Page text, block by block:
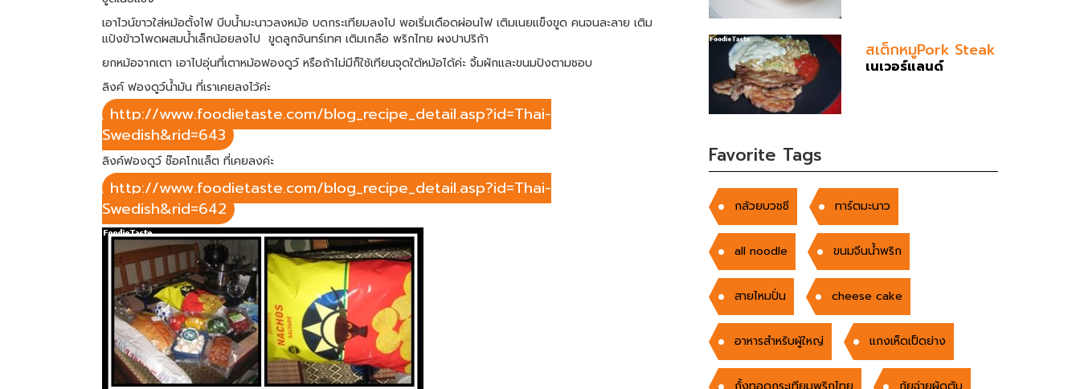
เอาไวน์ขาวใส่หม้อตั้งไฟ บีบน้ำมะนาวลงหม้อ บดกระเทียมลงไป พอเริ่มเดือดผ่อนไฟ เติมเนยแข็งขูด คนจนละลาย เติม
แป้งข้าวโพดผสมน้ำเล็กน้อยลงไป ขูดลูกจันทร์เทศ เติมเกลือ พริกไทย ผงปาปริก้า
ยกหม้อจากเตา เอาไปอุ่นที่เตาหม้อฟองดูว์ หรือถ้าไม่มีก็ใช้เทียนจุดใต้หม้อได้ค่ะ จิ้มผักและขนมปังตามชอบ
ลิงค์ ฟองดูว์น้ำมัน ที่เราเคยลงไว้ค่ะ
http://www.foodietaste.com/blog_recipe_detail.asp?id=Thai-
Swedish&rid=643
ลิงค์ฟองดูว์ ช๊อคโกแล็ต ที่เคยลงค่ะ
http://www.foodietaste.com/blog_recipe_detail.asp?id=Thai-
Swedish&rid=642
สเต็กหมูPork Steak
เนเวอร์แลนด์
Favorite Tags
กล้วยบวชชี ทาร์ตมะนาว
all noodle ขนมจีนน้ำพริก
สายไหมปั่น cheese cake
อาหารสำหรับผู้ใหญ่ แกงเห็ดเป็ดย่าง